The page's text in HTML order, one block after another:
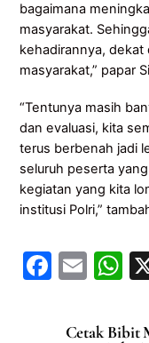
bagaimana
masyarakat.
kehadirannya, dekat
masyarakat,” papar
“Tentunya masih
dan evaluasi, kita
terus berbenah jadi
seluruh peserta
kegiatan yang kita
institusi Polri,”
F
c
E
ai
W
at
Cetak Bibit